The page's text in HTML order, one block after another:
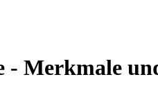
Merkmale